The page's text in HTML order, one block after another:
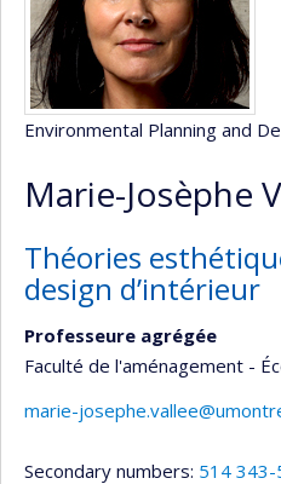
Environmental Planning and
Marie-Josèphe
Théories
design d’intérieur
Professeure agrégée
Faculté de l'aménagement -
marie-
Secondary numbers: 514